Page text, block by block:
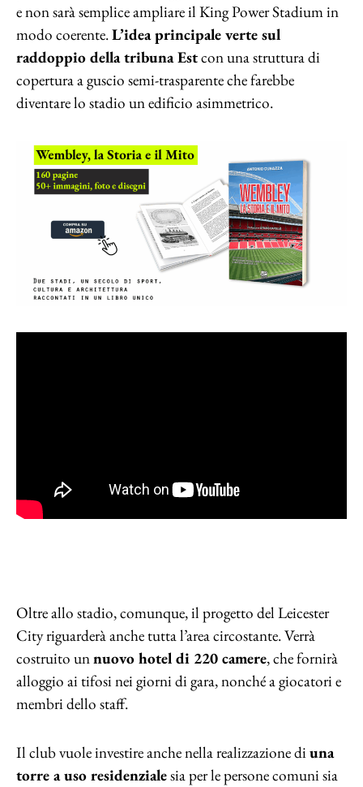
e non sarà semplice ampliare il King Power Stadium in
modo coerente.L’idea principale verte sul
raddoppio della tribuna Estcon una struttura di
copertura a guscio semi-trasparente che farebbe
diventare lo stadio un edificio asimmetrico.
Oltre allo stadio, comunque, il progetto del Leicester
City riguarderà anche tutta l’area circostante. Verrà
costruito unnuovo hotel di 220 camere, che fornirà
alloggio ai tifosi nei giorni di gara, nonché a giocatori e
membri dello staff.
Il club vuole investire anche nella realizzazione diuna
torre a uso residenzialesia per le persone comuni sia